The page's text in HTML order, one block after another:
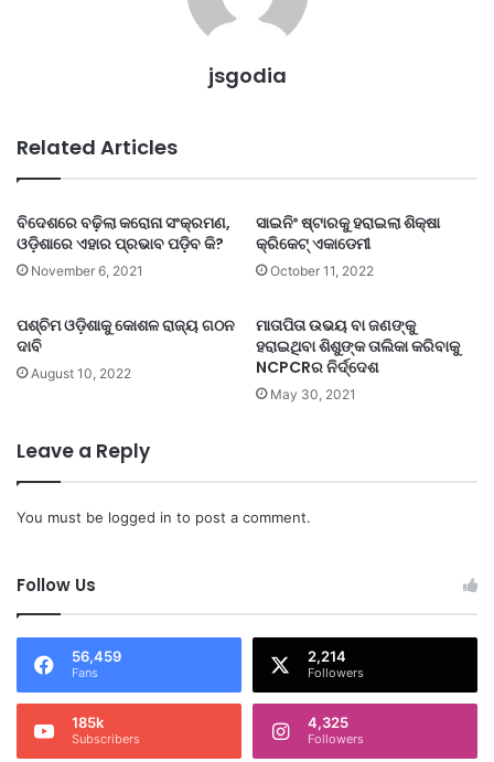
jsgodia
Related Articles
ବିଦେଶରେ ବଢ଼ିଲା କରୋନା ସଂକ୍ରମଣ,
ଓଡ଼ିଶାରେ ଏହାର ପ୍ରଭାବ ପଡ଼ିବ କି?
November 6, 2021
ସାଇନିଂ ଷ୍ଟାରକୁ ହରାଇଲା ଶିକ୍ଷା
କ୍ରିକେଟ୍ ଏକାଡେମୀ
October 11, 2022
ପଶ୍ଚିମ ଓଡ଼ିଶାକୁ କୋଶଳ ରାଜ୍ୟ ଗଠନ
ଦାବି
August 10, 2022
ମାତାପିତା ଉଭୟ ବା ଜଣଙ୍କୁ
ହରାଇଥିବା ଶିଶୁଙ୍କ ତାଲିକା କରିବାକୁ
NCPCRର ନିର୍ଦ୍ଦେଶ
May 30, 2021
Leave a Reply
You must be logged in to post a comment.
Follow Us
56,459
Fans
2,214
Followers
185k
Subscribers
4,325
Followers